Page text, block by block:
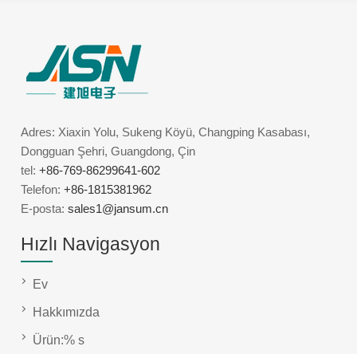
Adres: Xiaxin Yolu, Sukeng Köyü, Changping Kasabası,
Dongguan Şehri, Guangdong, Çin
tel:+86-769-86299641-602
Telefon:+86-1815381962
E-posta:sales1@jansum.cn
Hızlı Navigasyon
Ev
Hakkımızda
Ürün:% s